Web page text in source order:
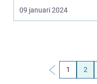
reducera konsten
till dess
förlorar allt onödigt
brus oc...
09 januari 2024
1 2